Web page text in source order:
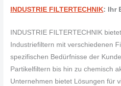
INDUSTRIE FILTERTECHNIK: Ihr
INDUSTRIE FILTERTECHNIK
Industriefiltern mit verschiedenen
spezifischen Bedürfnisse der
Partikelfiltern bis hin zu chemisch
Unternehmen bietet Lösungen für